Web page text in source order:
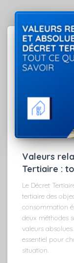
Valeurs
Tertiaire :
Le Décret
tertiaire des
consommation
deux méthodes
valeurs
essentiel pour
situation.